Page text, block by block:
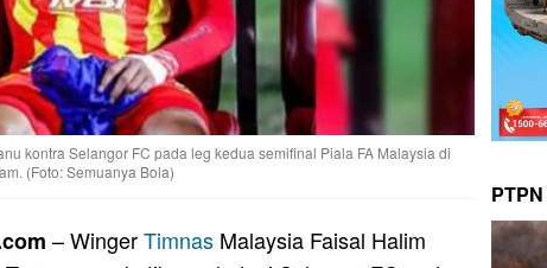
kontra Selangor FC pada leg kedua semifinal Piala FA Malaysia di
(Foto: Semuanya Bola)
– WingerTimnas Malaysia Faisal Halim